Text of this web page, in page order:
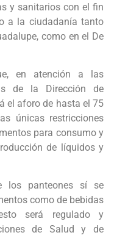
y sanitarios con el fin
a la ciudadanía tanto
como en el De
en atención a las
de la Dirección de
el aforo de hasta el 75
únicas restricciones
para consumo y
de líquidos y
los panteones sí se
como de bebidas
será regulado y
de Salud y de